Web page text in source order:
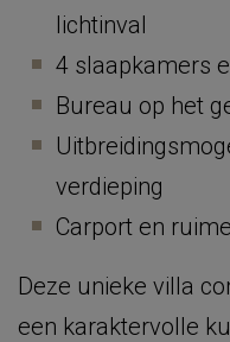
lichtinval
4 slaapkamers
Bureau op het
verdieping
Carport en
Deze unieke villa
een karaktervolle